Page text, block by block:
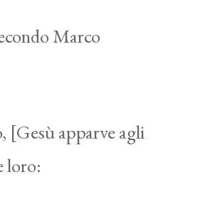
Marco
[Gesù apparve agli
loro: